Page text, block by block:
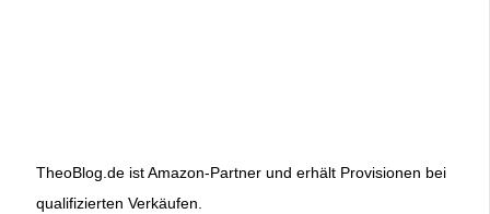
TheoBlog.de ist Amazon-Partner und erhält Provisionen bei
qualifizierten Verkäufen.